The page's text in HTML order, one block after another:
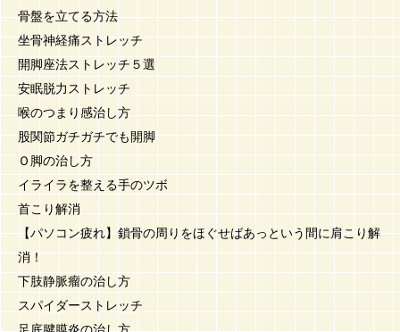
骨盤を立てる方法
坐骨神経痛ストレッチ
開脚座法ストレッチ５選
安眠脱力ストレッチ
喉のつまり感治し方
股関節ガチガチでも開脚
Ｏ脚の治し方
イライラを整える手のツボ
首こり解消
【パソコン疲れ】鎖骨の周りをほぐせばあっという間に肩こり解
消！
下肢静脈瘤の治し方
スパイダーストレッチ
足底腱膜炎の治し方